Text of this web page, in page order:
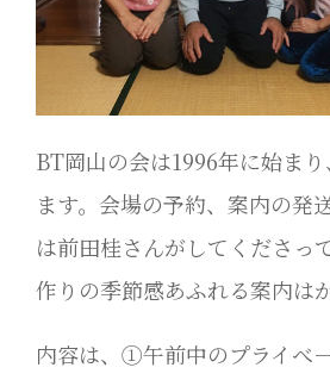
BT岡山の会は1996年に始ま
ます。会場の予約、案内の
は前田桂さんがしてくださっ
作りの季節感あふれる案内は
内容は、①午前中のプライべ